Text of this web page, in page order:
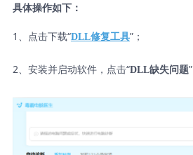
具体操作如下：
1、点击下载“DLL修复工具”；
2、安装并启动软件，点击“DLL缺失问题”